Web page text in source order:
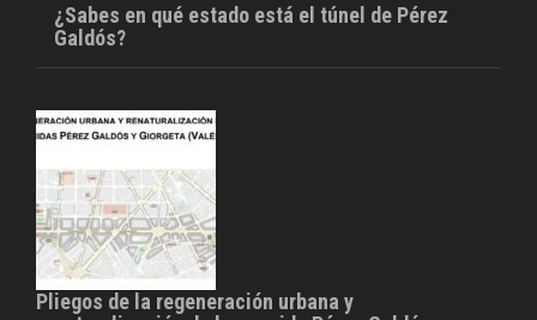
¿Sabes en qué estado está el túnel de Pérez
Galdós?
Pliegos de la regeneración urbana y